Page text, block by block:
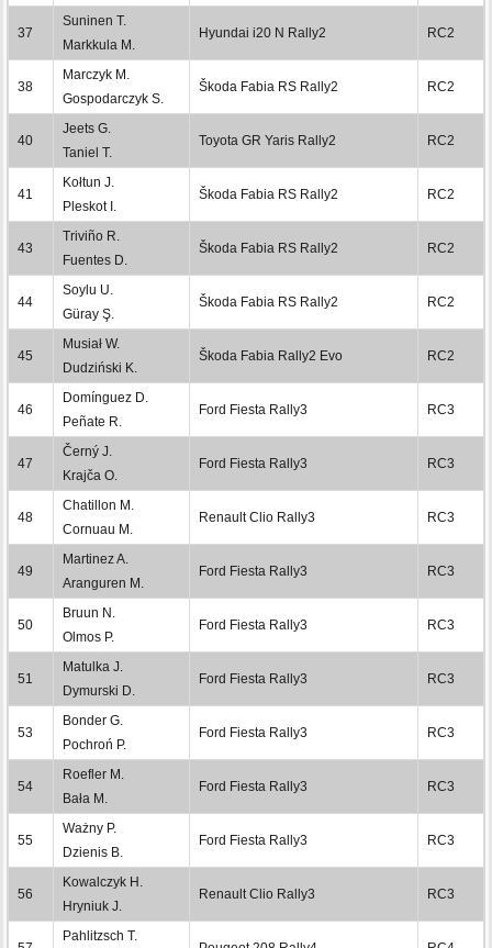
37
Suninen T.
Markkula M.
Hyundai i20 N Rally2 RC2
38
Marczyk M.
Gospodarczyk S.
Škoda Fabia RS Rally2 RC2
40
Jeets G.
Taniel T.
Toyota GR Yaris Rally2 RC2
41
Kołtun J.
Pleskot I.
Škoda Fabia RS Rally2 RC2
43
Triviño R.
Fuentes D.
Škoda Fabia RS Rally2 RC2
44
Soylu U.
Güray Ş.
Škoda Fabia RS Rally2 RC2
45
Musiał W.
Dudziński K.
Škoda Fabia Rally2 Evo RC2
46
Domínguez D.
Peñate R.
Ford Fiesta Rally3 RC3
47
Černý J.
Krajča O.
Ford Fiesta Rally3 RC3
48
Chatillon M.
Cornuau M.
Renault Clio Rally3 RC3
49
Martinez A.
Aranguren M.
Ford Fiesta Rally3 RC3
50
Bruun N.
Olmos P.
Ford Fiesta Rally3 RC3
51
Matulka J.
Dymurski D.
Ford Fiesta Rally3 RC3
53
Bonder G.
Pochroń P.
Ford Fiesta Rally3 RC3
54
Roefler M.
Bała M.
Ford Fiesta Rally3 RC3
55
Ważny P.
Dzienis B.
Ford Fiesta Rally3 RC3
56
Kowalczyk H.
Hryniuk J.
Renault Clio Rally3 RC3
Pahlitzsch T.